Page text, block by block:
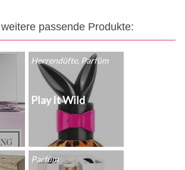
passende Produkte:
Herrendüfte, Parfüm
Play It Wild
Parfüm